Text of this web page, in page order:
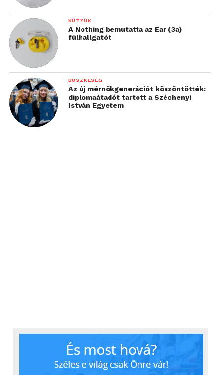
KÜTYÜK
A Nothing bemutatta az Ear (3a)
fülhallgatót
BÜSZKESÉG
Az új mérnökgenerációt köszöntötték:
diplomaátadót tartott a Széchenyi
István Egyetem